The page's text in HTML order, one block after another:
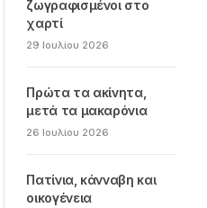
ζωγραφισμένοι στο
χαρτί
29 Ιουλίου 2026
Πρώτα τα ακίνητα,
μετά τα μακαρόνια
26 Ιουλίου 2026
Πατίνια, κάνναβη και
οικογένεια